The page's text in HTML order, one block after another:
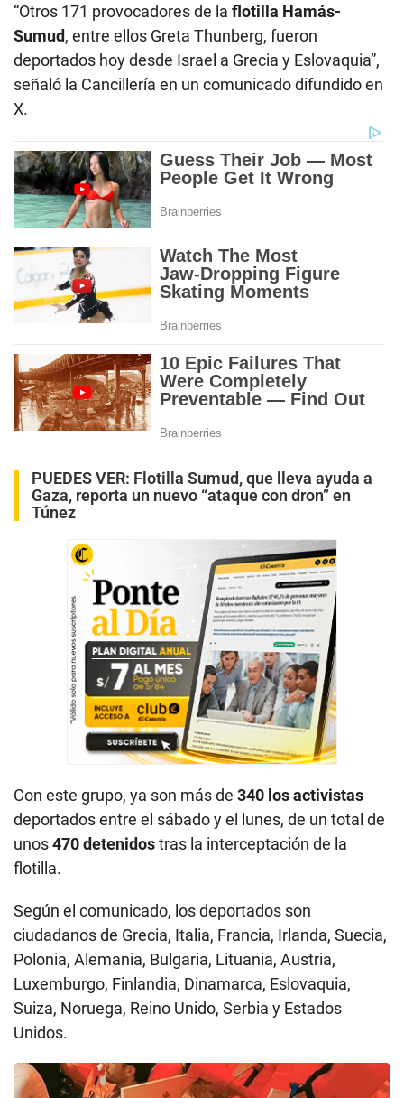
“Otros 171 provocadores de la flotilla Hamás-
Sumud, entre ellos Greta Thunberg, fueron
deportados hoy desde Israel a Grecia y Eslovaquia”,
señaló la Cancillería en un comunicado difundido en
X.
PUEDES VER: Flotilla Sumud, que lleva ayuda a
Gaza, reporta un nuevo “ataque con dron” en
Túnez
Con este grupo, ya son más de 340 los activistas
deportados entre el sábado y el lunes, de un total de
unos470 detenidostras la interceptación de la
flotilla.
Según el comunicado, los deportados son
ciudadanos de Grecia, Italia, Francia, Irlanda, Suecia,
Polonia, Alemania, Bulgaria, Lituania, Austria,
Luxemburgo, Finlandia, Dinamarca, Eslovaquia,
Suiza, Noruega, Reino Unido, Serbia y Estados
Unidos.